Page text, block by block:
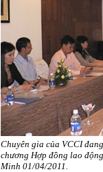
Chuyên gia của VCCI
chương Hợp đồng lao
Minh 01/04/2011.